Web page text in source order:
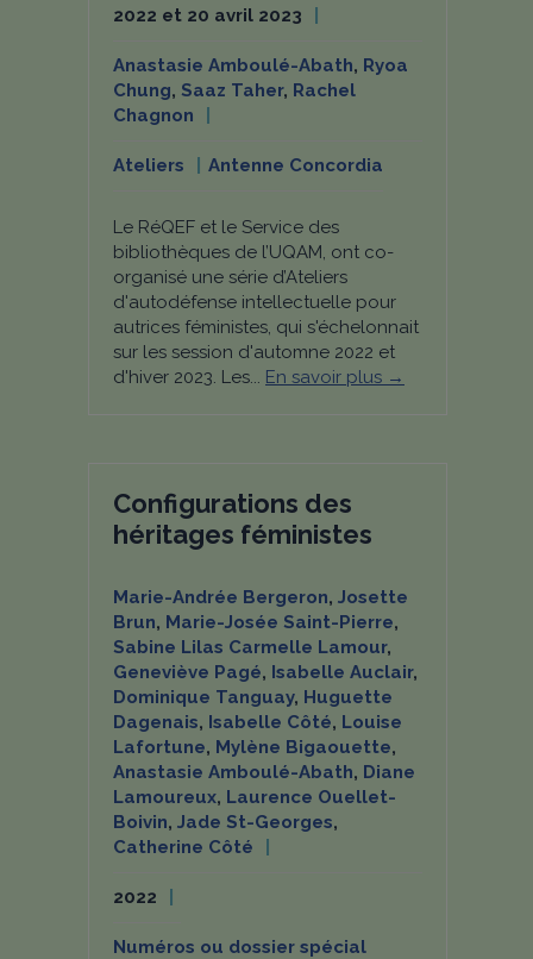
2022 et 20 avril 2023
Anastasie Amboulé-Abath, Ryoa
Chung, Saaz Taher, Rachel
Chagnon
Ateliers Antenne Concordia
Le RéQEF et le Service des
bibliothèques de l’UQAM, ont co-
organisé une série d’Ateliers
d'autodéfense intellectuelle pour
autrices féministes, qui s'échelonnait
sur les session d'automne 2022 et
d'hiver 2023. Les... En savoir plus →
Configurations des
héritages féministes
Marie-Andrée Bergeron, Josette
Brun, Marie-Josée Saint-Pierre,
Sabine Lilas Carmelle Lamour,
Geneviève Pagé, Isabelle Auclair,
Dominique Tanguay, Huguette
Dagenais, Isabelle Côté, Louise
Lafortune, Mylène Bigaouette,
Anastasie Amboulé-Abath, Diane
Lamoureux, Laurence Ouellet-
Boivin, Jade St-Georges,
Catherine Côté
2022
Numéros ou dossier spécial